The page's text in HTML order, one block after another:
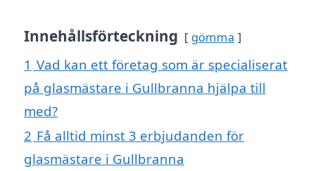
Innehållsförteckning gömma
1 Vad kan ett företag som är specialiserat
på glasmästare i Gullbranna hjälpa till
med?
2 Få alltid minst 3 erbjudanden för
glasmästare i Gullbranna